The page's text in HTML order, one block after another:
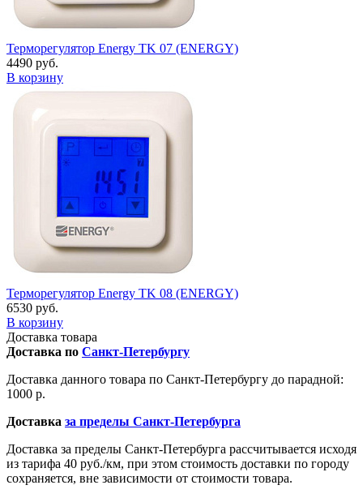
Терморегулятор Energy TK 07 (ENERGY)
4490 руб.
В корзину
Терморегулятор Energy TK 08 (ENERGY)
6530 руб.
В корзину
Доставка товара
Доставка по Санкт-Петербургу
Доставка данного товара по Санкт-Петербургу до парадной:
1000 р.
Доставка за пределы Санкт-Петербурга
Доставка за пределы Санкт-Петербурга рассчитывается исходя
из тарифа 40 руб./км, при этом стоимость доставки по городу
сохраняется, вне зависимости от стоимости товара.